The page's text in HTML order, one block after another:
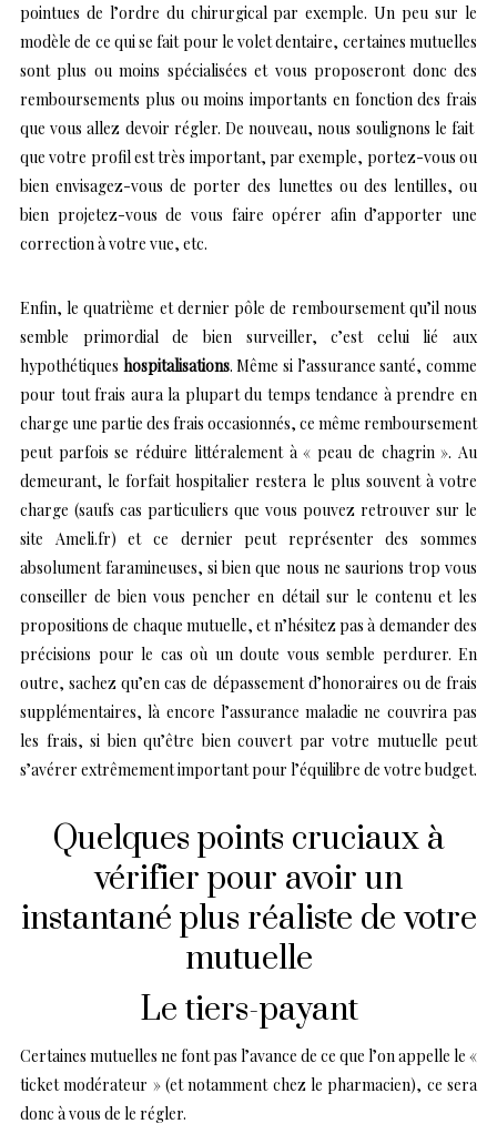
pointues de l’ordre du chirurgical par exemple. Un peu sur le
modèle de ce qui se fait pour le volet dentaire, certaines mutuelles
sont plus ou moins spécialisées et vous proposeront donc des
remboursements plus ou moins importants en fonction des frais
que vous allez devoir régler. De nouveau, nous soulignons le fait
que votre profil est très important, par exemple, portez-vous ou
bien envisagez-vous de porter des lunettes ou des lentilles, ou
bien projetez-vous de vous faire opérer afin d’apporter une
correction à votre vue, etc.
Enfin, le quatrième et dernier pôle de remboursement qu’il nous
semble primordial de bien surveiller, c’est celui lié aux
hypothétiques hospitalisations. Même si l’assurance santé, comme
pour tout frais aura la plupart du temps tendance à prendre en
charge une partie des frais occasionnés, ce même remboursement
peut parfois se réduire littéralement à « peau de chagrin ». Au
demeurant, le forfait hospitalier restera le plus souvent à votre
charge (saufs cas particuliers que vous pouvez retrouver sur le
site Ameli.fr) et ce dernier peut représenter des sommes
absolument faramineuses, si bien que nous ne saurions trop vous
conseiller de bien vous pencher en détail sur le contenu et les
propositions de chaque mutuelle, et n’hésitez pas à demander des
précisions pour le cas où un doute vous semble perdurer. En
outre, sachez qu’en cas de dépassement d’honoraires ou de frais
supplémentaires, là encore l’assurance maladie ne couvrira pas
les frais, si bien qu’être bien couvert par votre mutuelle peut
s’avérer extrêmement important pour l’équilibre de votre budget.
Quelques points cruciaux à
vérifier pour avoir un
instantané plus réaliste de votre
mutuelle
Le tiers-payant
Certaines mutuelles ne font pas l’avance de ce que l’on appelle le «
ticket modérateur » (et notamment chez le pharmacien), ce sera
donc à vous de le régler.